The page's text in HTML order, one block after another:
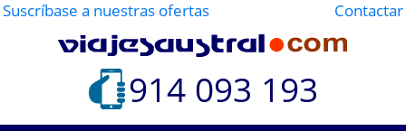
Suscríbase a nuestras ofertas Contactar
914 093 193